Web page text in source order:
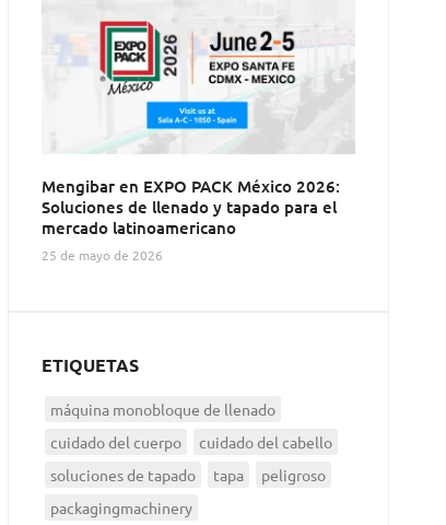
Mengibar en EXPO PACK México 2026:
Soluciones de llenado y tapado para el
mercado latinoamericano
25 de mayo de 2026
ETIQUETAS
máquina monobloque de llenado
cuidado del cuerpo
cuidado del cabello
soluciones de tapado
tapa
peligroso
packagingmachinery